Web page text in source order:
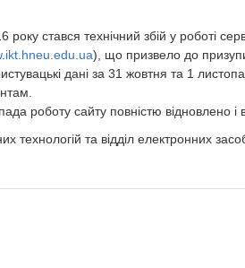
року стався технічний збій у роботі
), що призвело до
дані за 31 жовтня та 1
роботу сайту повністю відновлено і
технологій та відділ електронних